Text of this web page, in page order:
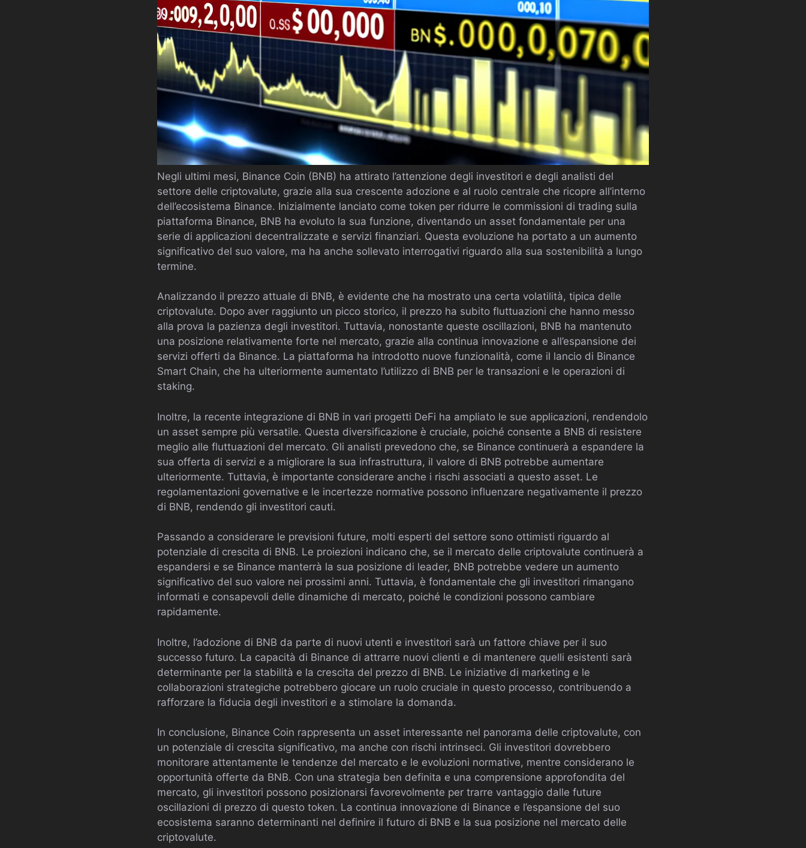
Negli ultimi mesi, Binance Coin (BNB) ha attirato l’attenzione degli investitori e degli analisti del
settore delle criptovalute, grazie alla sua crescente adozione e al ruolo centrale che ricopre all’interno
dell’ecosistema Binance. Inizialmente lanciato come token per ridurre le commissioni di trading sulla
piattaforma Binance, BNB ha evoluto la sua funzione, diventando un asset fondamentale per una
serie di applicazioni decentralizzate e servizi finanziari. Questa evoluzione ha portato a un aumento
significativo del suo valore, ma ha anche sollevato interrogativi riguardo alla sua sostenibilità a lungo
termine.
Analizzando il prezzo attuale di BNB, è evidente che ha mostrato una certa volatilità, tipica delle
criptovalute. Dopo aver raggiunto un picco storico, il prezzo ha subito fluttuazioni che hanno messo
alla prova la pazienza degli investitori. Tuttavia, nonostante queste oscillazioni, BNB ha mantenuto
una posizione relativamente forte nel mercato, grazie alla continua innovazione e all’espansione dei
servizi offerti da Binance. La piattaforma ha introdotto nuove funzionalità, come il lancio di Binance
Smart Chain, che ha ulteriormente aumentato l’utilizzo di BNB per le transazioni e le operazioni di
staking.
Inoltre, la recente integrazione di BNB in vari progetti DeFi ha ampliato le sue applicazioni, rendendolo
un asset sempre più versatile. Questa diversificazione è cruciale, poiché consente a BNB di resistere
meglio alle fluttuazioni del mercato. Gli analisti prevedono che, se Binance continuerà a espandere la
sua offerta di servizi e a migliorare la sua infrastruttura, il valore di BNB potrebbe aumentare
ulteriormente. Tuttavia, è importante considerare anche i rischi associati a questo asset. Le
regolamentazioni governative e le incertezze normative possono influenzare negativamente il prezzo
di BNB, rendendo gli investitori cauti.
Passando a considerare le previsioni future, molti esperti del settore sono ottimisti riguardo al
potenziale di crescita di BNB. Le proiezioni indicano che, se il mercato delle criptovalute continuerà a
espandersi e se Binance manterrà la sua posizione di leader, BNB potrebbe vedere un aumento
significativo del suo valore nei prossimi anni. Tuttavia, è fondamentale che gli investitori rimangano
informati e consapevoli delle dinamiche di mercato, poiché le condizioni possono cambiare
rapidamente.
Inoltre, l’adozione di BNB da parte di nuovi utenti e investitori sarà un fattore chiave per il suo
successo futuro. La capacità di Binance di attrarre nuovi clienti e di mantenere quelli esistenti sarà
determinante per la stabilità e la crescita del prezzo di BNB. Le iniziative di marketing e le
collaborazioni strategiche potrebbero giocare un ruolo cruciale in questo processo, contribuendo a
rafforzare la fiducia degli investitori e a stimolare la domanda.
In conclusione, Binance Coin rappresenta un asset interessante nel panorama delle criptovalute, con
un potenziale di crescita significativo, ma anche con rischi intrinseci. Gli investitori dovrebbero
monitorare attentamente le tendenze del mercato e le evoluzioni normative, mentre considerano le
opportunità offerte da BNB. Con una strategia ben definita e una comprensione approfondita del
mercato, gli investitori possono posizionarsi favorevolmente per trarre vantaggio dalle future
oscillazioni di prezzo di questo token. La continua innovazione di Binance e l’espansione del suo
ecosistema saranno determinanti nel definire il futuro di BNB e la sua posizione nel mercato delle
criptovalute.